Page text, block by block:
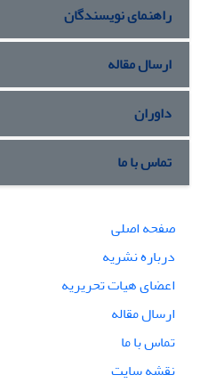
راهنمای نویسندگان
ارسال مقاله
داوران
تماس با ما
صفحه اصلی
درباره نشریه
اعضای هیات تحریریه
ارسال مقاله
تماس با ما
نقشه سایت